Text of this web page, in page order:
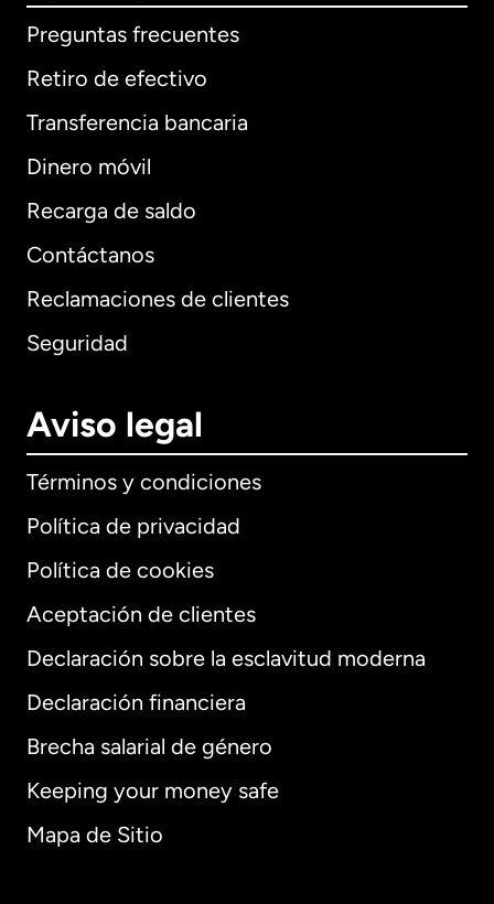
Preguntas frecuentes
Retiro de efectivo
Transferencia bancaria
Dinero móvil
Recarga de saldo
Contáctanos
Reclamaciones de clientes
Seguridad
Aviso legal
Términos y condiciones
Política de privacidad
Política de cookies
Aceptación de clientes
Declaración sobre la esclavitud moderna
Declaración financiera
Brecha salarial de género
Keeping your money safe
Mapa de Sitio
Internacional English
Alemania